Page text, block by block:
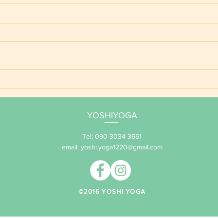
サポート 2026
YOSHIYOGA
Tel: 090-3034-3661
email: yoshi.yoga1220@gmail.com
​©2016 YOSHI YOGA